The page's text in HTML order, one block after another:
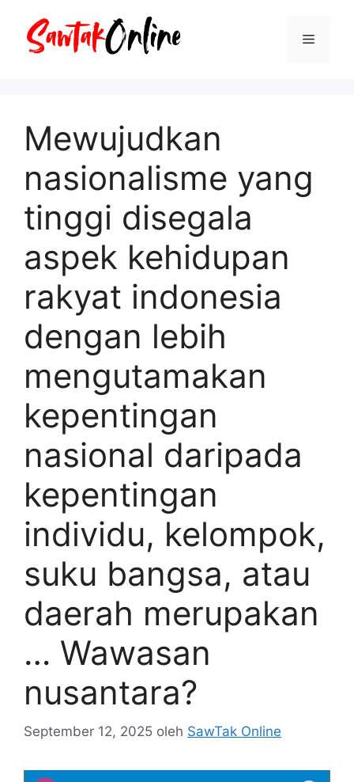
Menu
Mewujudkan
nasionalisme yang
tinggi disegala
aspek kehidupan
rakyat indonesia
dengan lebih
mengutamakan
kepentingan
nasional daripada
kepentingan
individu, kelompok,
suku bangsa, atau
daerah merupakan
… Wawasan
nusantara?
September 12, 2025 oleh SawTak Online